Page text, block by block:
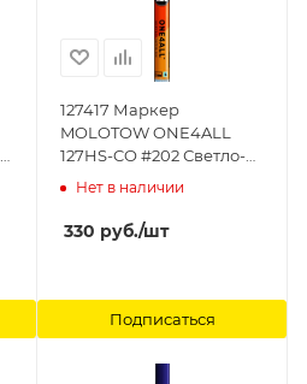
127417 Маркер
MOLOTOW ONE4ALL
127HS-CO #202 Светло-
Голубой 1,5 мм
Нет в наличии
330 руб./шт
Подписаться